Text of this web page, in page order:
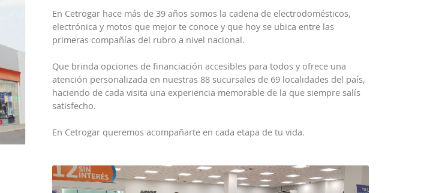
En Cetrogar hace más de 39 años somos la cadena de electrodomésticos,
electrónica y motos que mejor te conoce y que hoy se ubica entre las
primeras compañías del rubro a nivel nacional.
Que brinda opciones de financiación accesibles para todos y ofrece una
atención personalizada en nuestras 88 sucursales de 69 localidades del país,
haciendo de cada visita una experiencia memorable de la que siempre salís
satisfecho.
En Cetrogar queremos acompañarte en cada etapa de tu vida.